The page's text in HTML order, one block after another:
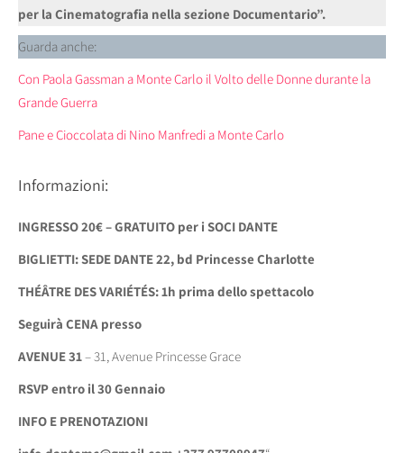
per la Cinematografia nella sezione Documentario”.
Guarda anche:
Con Paola Gassman a Monte Carlo il Volto delle Donne durante la
Grande Guerra
Pane e Cioccolata di Nino Manfredi a Monte Carlo
Informazioni:
INGRESSO 20€ – GRATUITO per i SOCI DANTE
BIGLIETTI: SEDE DANTE 22, bd Princesse Charlotte
THÉÂTRE DES VARIÉTÉS: 1h prima dello spettacolo
Seguirà CENA presso
AVENUE 31– 31, Avenue Princesse Grace
RSVP entro il 30 Gennaio
INFO E PRENOTAZIONI